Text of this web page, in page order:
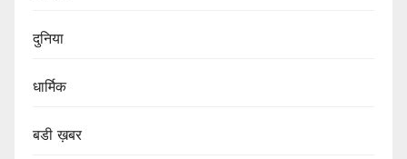
दुनिया
धार्मिक
बडी ख़बर